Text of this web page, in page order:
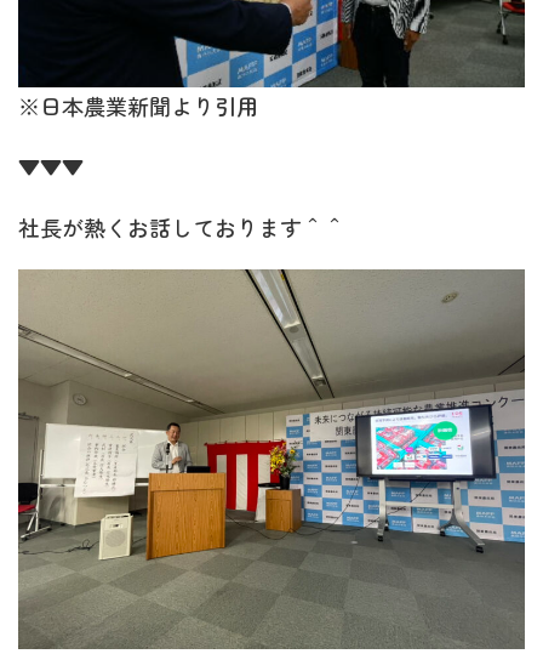
※日本農業新聞より引用
▼▼▼
社長が熱くお話しております＾＾